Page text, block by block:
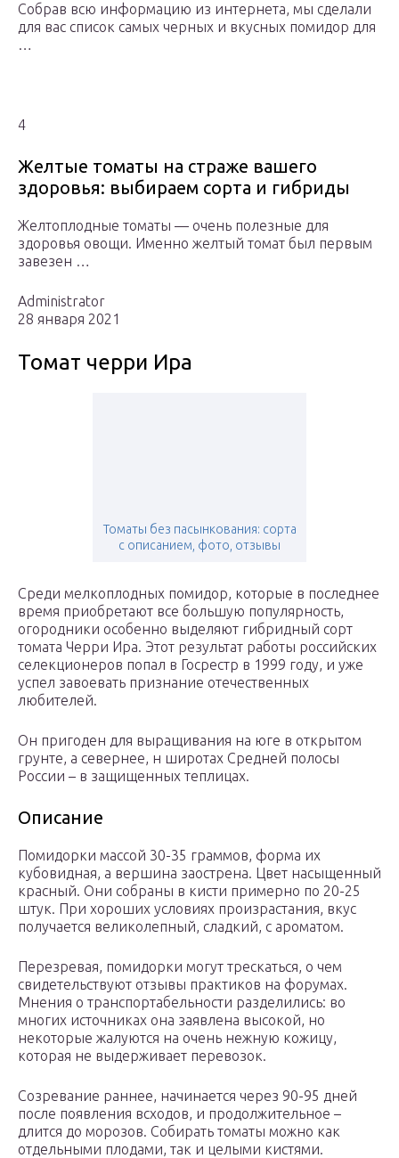
Собрав всю информацию из интернета, мы сделали
для вас список самых черных и вкусных помидор для
…
4
Желтые томаты на страже вашего
здоровья: выбираем сорта и гибриды
Желтоплодные томаты — очень полезные для
здоровья овощи. Именно желтый томат был первым
завезен …
Administrator
28 января 2021
Томат черри Ира
Томаты без пасынкования: сорта
с описанием, фото, отзывы
Среди мелкоплодных помидор, которые в последнее
время приобретают все большую популярность,
огородники особенно выделяют гибридный сорт
томата Черри Ира. Этот результат работы российских
селекционеров попал в Госрестр в 1999 году, и уже
успел завоевать признание отечественных
любителей.
Он пригоден для выращивания на юге в открытом
грунте, а севернее, н широтах Средней полосы
России – в защищенных теплицах.
Описание
Помидорки массой 30-35 граммов, форма их
кубовидная, а вершина заострена. Цвет насыщенный
красный. Они собраны в кисти примерно по 20-25
штук. При хороших условиях произрастания, вкус
получается великолепный, сладкий, с ароматом.
Перезревая, помидорки могут трескаться, о чем
свидетельствуют отзывы практиков на форумах.
Мнения о транспортабельности разделились: во
многих источниках она заявлена высокой, но
некоторые жалуются на очень нежную кожицу,
которая не выдерживает перевозок.
Созревание раннее, начинается через 90-95 дней
после появления всходов, и продолжительное –
длится до морозов. Собирать томаты можно как
отдельными плодами, так и целыми кистями.